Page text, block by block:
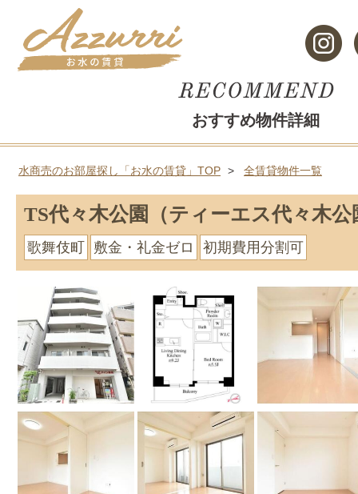
おすすめ物件詳細
水商売のお部屋探し「お水の賃貸」TOP 全賃貸物件一覧
TS代々木公園（ティーエス代々木公
歌舞伎町 敷金・礼金ゼロ 初期費用分割可